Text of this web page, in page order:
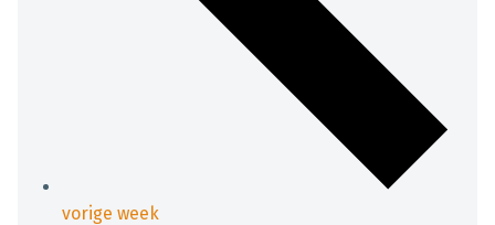
vorige week